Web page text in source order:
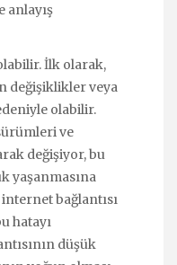
anlayış
İlk olarak,
değişiklikler veya
olabilir.
ve
değişiyor, bu
yaşanmasına
bağlantısı
hatayı
düşük